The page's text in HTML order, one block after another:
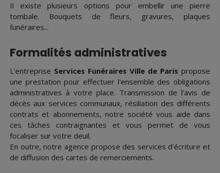
Il existe plusieurs options pour embellir une pierre
tombale. Bouquets de fleurs, gravures, plaques
funéraires...
Formalités administratives
L'entreprise Services Funéraires Ville de Paris propose
une prestation pour effectuer l'ensemble des obligations
administratives à votre place. Transmission de l’avis de
décès aux services communaux, résiliation des différents
contrats et abonnements, notre société vous aide dans
ces tâches contraignantes et vous permet de vous
focaliser sur votre deuil.
En outre, notre agence propose des services d'écriture et
de diffusion des cartes de remerciements.